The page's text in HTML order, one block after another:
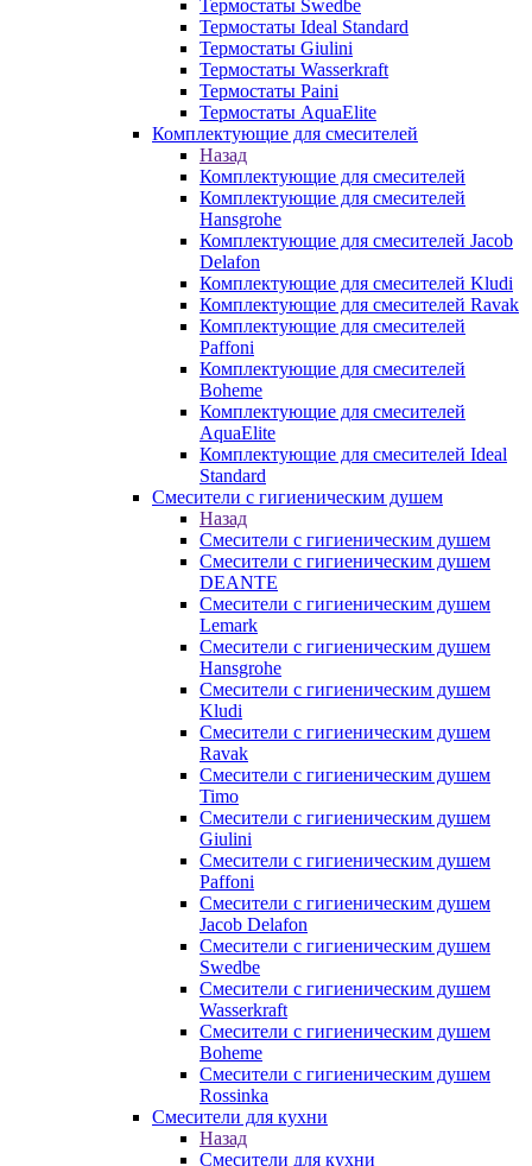
Термостаты Swedbe
Термостаты Ideal Standard
Термостаты Giulini
Термостаты Wasserkraft
Термостаты Paini
Термостаты AquaElite
Комплектующие для смесителей
Назад
Комплектующие для смесителей
Комплектующие для смесителей
Hansgrohe
Комплектующие для смесителей Jacob
Delafon
Комплектующие для смесителей Kludi
Комплектующие для смесителей Ravak
Комплектующие для смесителей
Paffoni
Комплектующие для смесителей
Boheme
Комплектующие для смесителей
AquaElite
Комплектующие для смесителей Ideal
Standard
Смесители с гигиеническим душем
Назад
Смесители с гигиеническим душем
Смесители с гигиеническим душем
DEANTE
Смесители с гигиеническим душем
Lemark
Смесители с гигиеническим душем
Hansgrohe
Смесители с гигиеническим душем
Kludi
Смесители с гигиеническим душем
Ravak
Смесители с гигиеническим душем
Timo
Смесители с гигиеническим душем
Giulini
Смесители с гигиеническим душем
Paffoni
Смесители с гигиеническим душем
Jacob Delafon
Смесители с гигиеническим душем
Swedbe
Смесители с гигиеническим душем
Wasserkraft
Смесители с гигиеническим душем
Boheme
Смесители с гигиеническим душем
Rossinka
Смесители для кухни
Назад
Смесители для кухни